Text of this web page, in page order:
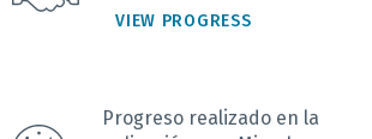
VIEW PROGRESS
Progreso realizado en la